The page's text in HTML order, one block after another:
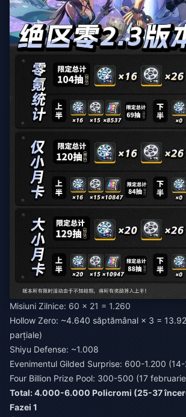
Misiuni Zilnice: 60 × 21 = 1.260
Hollow Zero: ~4.640 săptămânal × 3 =
parțiale)
Shiyu Defense: ~1.008
Evenimentul Gilded Surprise: 600-1.200
Four Billion Prize Pool: 300-500 (17
Total: 4.000-6.000 Policromi (25-37
Fazei 1